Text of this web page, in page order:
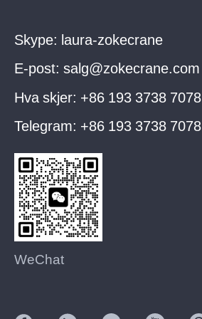
Skype: laura-zokecrane
E-post: salg@zokecrane.com
Hva skjer: +86 193 3738 7078
Telegram: +86 193 3738 7078
WeChat